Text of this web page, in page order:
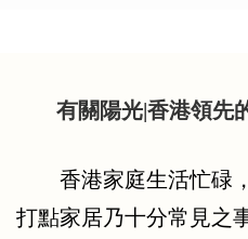
心機幫我地照
交代好幫得手
比左好多有
manager
心客人嘅人。
有關陽光|香港領先
香港家庭生活忙碌，
打點家居乃十分常見之